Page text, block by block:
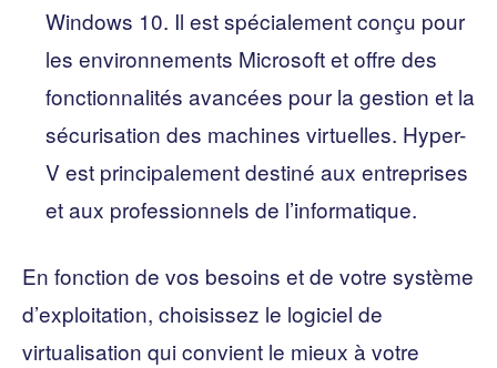
Windows 10. Il est spécialement conçu pour
les environnements Microsoft et offre des
fonctionnalités avancées pour la gestion et la
sécurisation des machines virtuelles. Hyper-
V est principalement destiné aux entreprises
et aux professionnels de l’informatique.
En fonction de vos besoins et de votre système
d’exploitation, choisissez le logiciel de
virtualisation qui convient le mieux à votre